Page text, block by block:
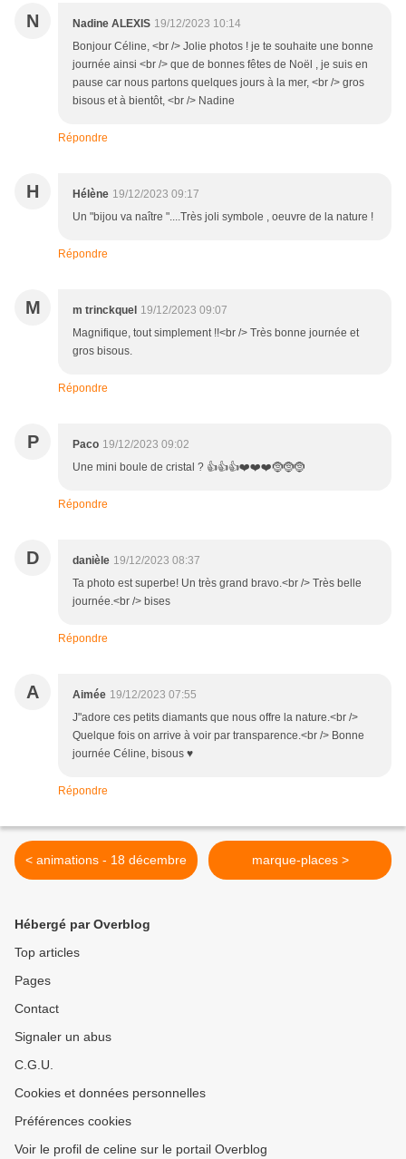
N Nadine ALEXIS 19/12/2023 10:14
Bonjour Céline, <br /> Jolie photos ! je te souhaite une bonne
journée ainsi <br /> que de bonnes fêtes de Noël , je suis en
pause car nous partons quelques jours à la mer, <br /> gros
bisous et à bientôt, <br /> Nadine
Répondre
H Hélène 19/12/2023 09:17
Un "bijou va naître "....Très joli symbole , oeuvre de la nature !
Répondre
M m trinckquel 19/12/2023 09:07
Magnifique, tout simplement !!<br /> Très bonne journée et
gros bisous.
Répondre
P Paco 19/12/2023 09:02
Une mini boule de cristal ? 👍👍👍❤️❤️❤️🤶🤶🤶
Répondre
D danièle 19/12/2023 08:37
Ta photo est superbe! Un très grand bravo.<br /> Très belle
journée.<br /> bises
Répondre
A Aimée 19/12/2023 07:55
J"adore ces petits diamants que nous offre la nature.<br />
Quelque fois on arrive à voir par transparence.<br /> Bonne
journée Céline, bisous ♥
Répondre
< animations - 18 décembre marque-places >
Hébergé par Overblog
Top articles
Pages
Contact
Signaler un abus
C.G.U.
Cookies et données personnelles
Préférences cookies
Voir le profil de celine sur le portail Overblog